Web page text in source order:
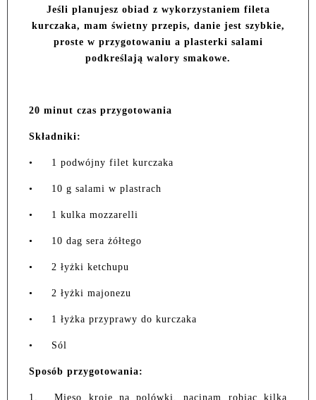
Jeśli planujesz obiad z wykorzystaniem fileta
kurczaka, mam świetny przepis, danie jest szybkie,
proste w przygotowaniu a plasterki salami
podkreślają walory smakowe.
20 minut czas przygotowania
Składniki:
• 1 podwójny filet kurczaka
• 10 g salami w plastrach
• 1 kulka mozzarelli
• 10 dag sera żółtego
• 2 łyżki ketchupu
• 2 łyżki majonezu
• 1 łyżka przyprawy do kurczaka
• Sól
Sposób przygotowania:
1.
Mięso kroję na polówki, nacinam robiąc kilka